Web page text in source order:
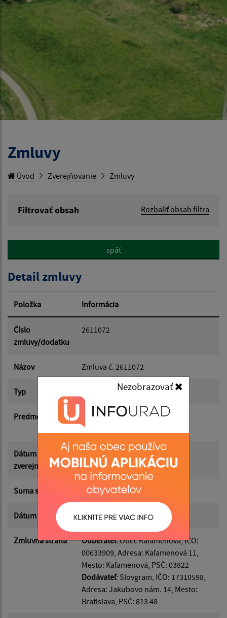
Nezobrazovať
Zmluvy
Úvod Zverejňovanie Zmluvy
Filtrovať obsah
Rozbaliť obsah filtra
Hľadať v:
Dátum od:
Dátum do:
Suma od:
Suma do:
Typ:
Filtrovať Reset
späť
Detail zmluvy
Položka Informácia
Číslo
zmluvy/dodatku
2611072
Názov Zmluva č. 2611072
Typ Hlavná zmluva
Predmet
Vysporiadanie práva výkonných
umelcov
Dátum
zverejnenia
28.05.2026
Suma s DPH* 0.00 €
Dátum uzavretia 09.03.2026
Zmluvná strana Odberateľ: Obec Kaľamenová, IČO:
00633909, Adresa: Kaľamenová 11,
Mesto: Kaľamenová, PSČ: 03822
Dodávateľ: Slovgram, IČO: 17310598,
Adresa: Jakubovo nám. 14, Mesto:
Bratislava, PSČ: 813 48